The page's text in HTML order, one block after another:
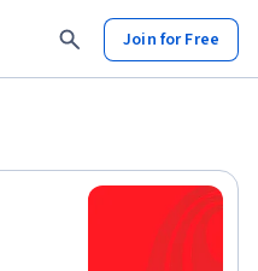
Join for Free